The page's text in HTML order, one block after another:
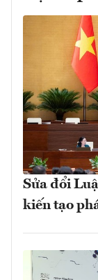
Sửa đổi
kiến tạo